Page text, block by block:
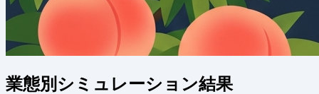
業態別シミュレーション結果